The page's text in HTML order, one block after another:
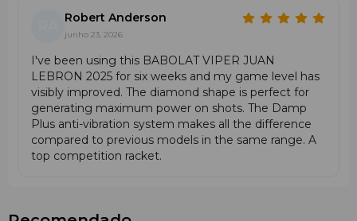
Por Que Comprar a Tua Babolat Viper Juan
Na Fun Padel encontras apenas produtos oficiais e
autênticos da Babolat. Garantimos envios rápidos e
seguros para toda a Europa, para que recebas a tua
raquete com rapidez e confiança. A nossa equipa de
apoio ao cliente é formada por especialistas apaixonados
por padel, prontos para te ajudar a escolher o
equipamento ideal. Com ofertas exclusivas e
Robert Anderson
junho 23, 2026
I've been using this BABOLAT VIPER JUAN
LEBRON 2025 for six weeks and my game level has
visibly improved. The diamond shape is perfect for
generating maximum power on shots. The Damp
Plus anti-vibration system makes all the difference
compared to previous models in the same range. A
top competition racket.